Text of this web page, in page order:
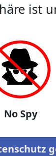
ist
No Spy